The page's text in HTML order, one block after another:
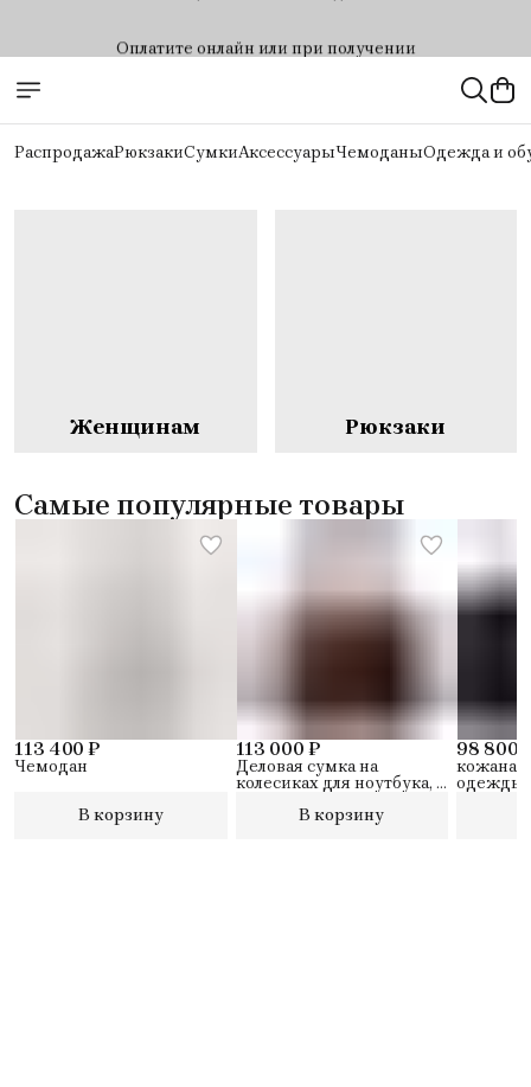
РаспродажаРюкзакиСумкиАксессуарыЧемоданыОдежда и
Женщинам Рюкзаки
Самые популярные товары
113 400 ₽
Чемодан
В корзину
113 000 ₽
Деловая сумка на
колесиках для ноутбука, с
перегородками и замком
В корзину
98 800
кожаная
одежды